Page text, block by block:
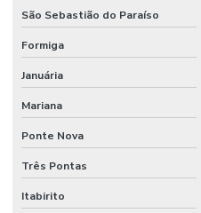
São Sebastião do Paraíso
Formiga
Januária
Mariana
Ponte Nova
Três Pontas
Itabirito